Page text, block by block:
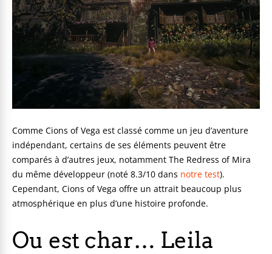
Comme Cions of Vega est classé comme un jeu d’aventure
indépendant, certains de ses éléments peuvent être
comparés à d’autres jeux, notamment The Redress of Mira
du même développeur (noté 8.3/10 dans notre test).
Cependant, Cions of Vega offre un attrait beaucoup plus
atmosphérique en plus d’une histoire profonde.
Ou est char… Leila